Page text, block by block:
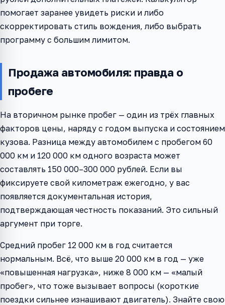
помогает заранее увидеть риски и либо
скорректировать стиль вождения, либо выбрать
программу с большим лимитом.
Продажа автомобиля: правда о
пробеге
На вторичном рынке пробег — один из трёх главных
факторов цены, наряду с годом выпуска и состоянием
кузова. Разница между автомобилем с пробегом 60
000 км и 120 000 км одного возраста может
составлять 150 000–300 000 рублей. Если вы
фиксируете свой километраж ежегодно, у вас
появляется документальная история,
подтверждающая честность показаний. Это сильный
аргумент при торге.
Средний пробег 12 000 км в год считается
нормальным. Всё, что выше 20 000 км в год — уже
«повышенная нагрузка», ниже 8 000 км — «малый
пробег», что тоже вызывает вопросы (короткие
поездки сильнее изнашивают двигатель). Знайте свою